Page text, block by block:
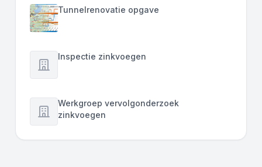
Tunnelrenovatie opgave
Inspectie zinkvoegen
Werkgroep vervolgonderzoek
zinkvoegen